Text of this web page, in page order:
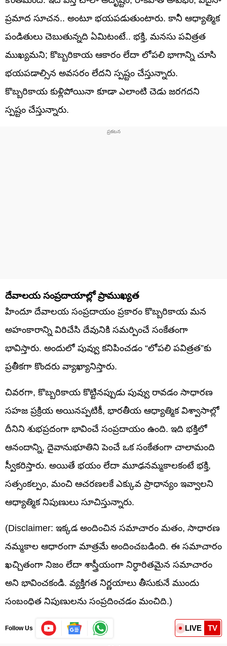
ప్రమాద సూచన.. అంటూ భయపడుతుంటారు. కానీ ఆధ్యాత్మిక
పండితులు చెబుతున్నది ఏమిటంటే.. భక్తి, మనసు పవిత్రత
ముఖ్యమని; కొబ్బరికాయ ఆకారం లేదా లోపలి భాగాన్ని చూసి
భయపడాల్సిన అవసరం లేదని స్పష్టం చేస్తున్నారు.
కొబ్బరికాయ కుళ్లిపోయినా కూడా ఎలాంటి చెడు జరగదని
స్పష్టం చేస్తున్నారు.
దేవాలయ సంప్రదాయాల్లో ప్రాముఖ్యత
హిందూ దేవాలయ సంప్రదాయం ప్రకారం కొబ్బరికాయ మన
అహంకారాన్ని విరిచేసి దేవునికి సమర్పించే సంకేతంగా
భావిస్తారు. అందులో పువ్వు కనిపించడం “లోపలి పవిత్రత”కు
ప్రతీకగా కొందరు వ్యాఖ్యానిస్తారు.
చివరగా, కొబ్బరికాయ కొట్టినప్పుడు పువ్వు రావడం సాధారణ
సహజ ప్రక్రియ అయినప్పటికీ, భారతీయ ఆధ్యాత్మిక విశ్వాసాల్లో
దీనిని శుభప్రదంగా భావించే సంప్రదాయం ఉంది. ఇది భక్తిలో
ఆనందాన్ని, దైవానుభూతిని పెంచే ఒక సంకేతంగా చాలామంది
స్వీకరిస్తారు. అయితే భయం లేదా మూఢనమ్మకాలకంటే భక్తి,
సత్సంకల్పం, మంచి ఆచరణలకే ఎక్కువ ప్రాధాన్యం ఇవ్వాలని
ఆధ్యాత్మిక నిపుణులు సూచిస్తున్నారు.
(Disclaimer: ఇక్కడ అందించిన సమాచారం మతం, సాధారణ
నమ్మకాల ఆధారంగా మాత్రమే అందించబడింది. ఈ సమాచారం
ఖచ్చితంగా నిజం లేదా శాస్త్రీయంగా నిర్ధారితమైన సమాచారం
అని భావించకండి. వ్యక్తిగత నిర్ణయాలు తీసుకునే ముందు
సంబంధిత నిపుణులను సంప్రదించడం మంచిది.)
Follow Us LIVE TV